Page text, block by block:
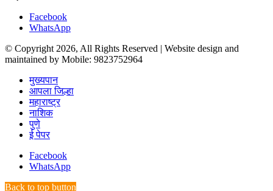
Facebook
WhatsApp
© Copyright 2026, All Rights Reserved | Website design and
maintained by Mobile: 9823752964
मुख्यपान
आपला जिल्हा
महाराष्ट्र
नाशिक
पुणे
ई पेपर
Facebook
WhatsApp
Back to top button